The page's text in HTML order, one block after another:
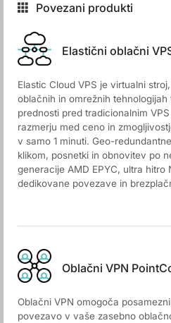
Povezani produkti
Elastični oblačni
Elastic Cloud VPS je virtualni
oblačnih in omrežnih
prednosti pred tradicionalnim
razmerju med ceno in
v samo 1 minuti. Geo-
klikom, posnetki in obnovitev po
generacije AMD EPYC, ultra hitro
dedikovane povezave in
Oblačni VPN
Oblačni VPN omogoča
povezavo v vaše zasebno